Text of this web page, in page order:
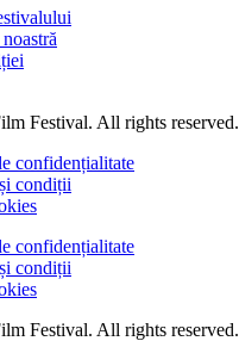
Festival. All rights reserved.
confidențialitate
condiții
confidențialitate
condiții
Festival. All rights reserved.